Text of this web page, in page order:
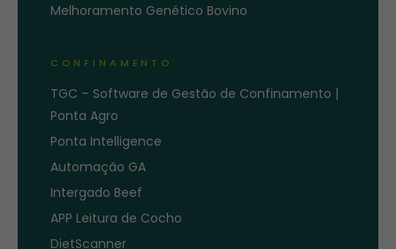
Melhoramento Genético Bovino
CONFINAMENTO
TGC – Software de Gestão de Confinamento |
Ponta Agro
Ponta Intelligence
Automação GA
Intergado Beef
APP Leitura de Cocho
DietScanner